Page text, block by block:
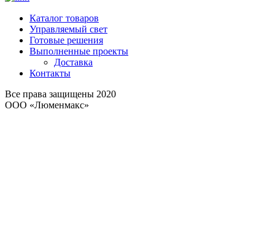
Каталог товаров
Управляемый свет
Готовые решения
Выполненные проекты
Доставка
Контакты
Все права защищены 2020
ООО «Люменмакс»